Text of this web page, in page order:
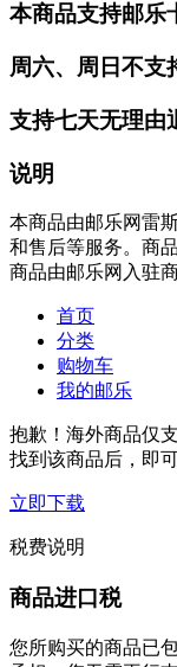
本商品支持邮乐
周六、周日不支
支持七天无理由
说明
本商品由邮乐网雷
和售后等服务。商
商品由邮乐网入驻
首页
分类
购物车
我的邮乐
抱歉！海外商品仅
找到该商品后，即可
立即下载
税费说明
商品进口税
您所购买的商品已